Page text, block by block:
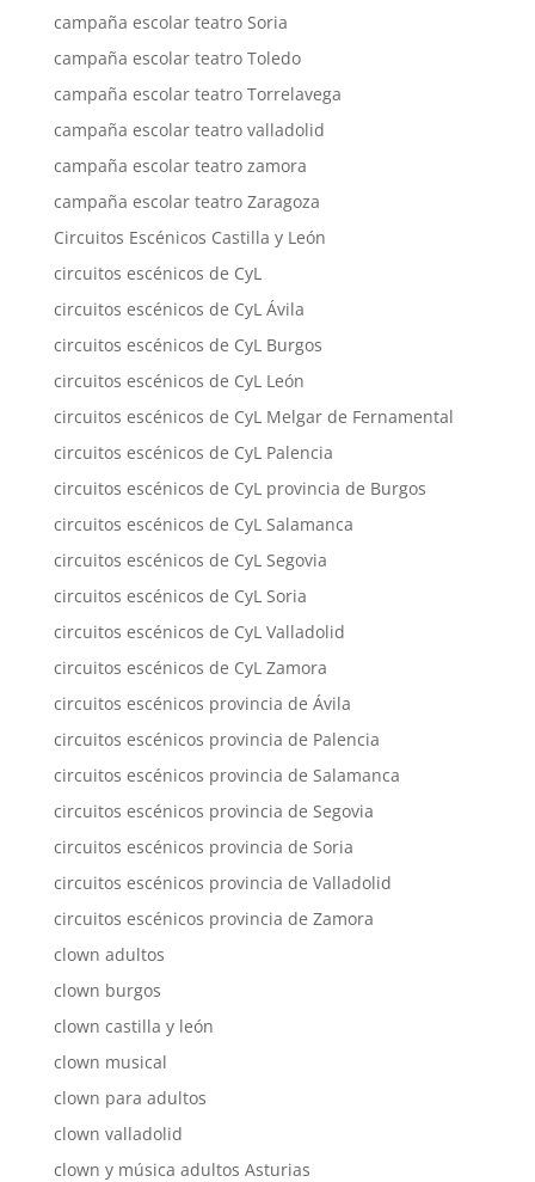
campaña escolar teatro Soria
campaña escolar teatro Toledo
campaña escolar teatro Torrelavega
campaña escolar teatro valladolid
campaña escolar teatro zamora
campaña escolar teatro Zaragoza
Circuitos Escénicos Castilla y León
circuitos escénicos de CyL
circuitos escénicos de CyL Ávila
circuitos escénicos de CyL Burgos
circuitos escénicos de CyL León
circuitos escénicos de CyL Melgar de Fernamental
circuitos escénicos de CyL Palencia
circuitos escénicos de CyL provincia de Burgos
circuitos escénicos de CyL Salamanca
circuitos escénicos de CyL Segovia
circuitos escénicos de CyL Soria
circuitos escénicos de CyL Valladolid
circuitos escénicos de CyL Zamora
circuitos escénicos provincia de Ávila
circuitos escénicos provincia de Palencia
circuitos escénicos provincia de Salamanca
circuitos escénicos provincia de Segovia
circuitos escénicos provincia de Soria
circuitos escénicos provincia de Valladolid
circuitos escénicos provincia de Zamora
clown adultos
clown burgos
clown castilla y león
clown musical
clown para adultos
clown valladolid
clown y música adultos Asturias